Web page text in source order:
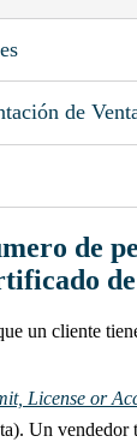
de
de
un cliente
License or
Un vendedor